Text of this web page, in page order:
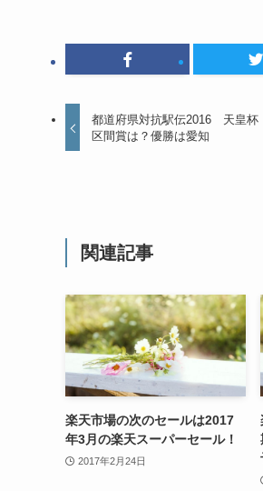
都道府県対抗駅伝2016 天皇
区間賞は？優勝は愛知
関連記事
楽天市場の次のセールは2017
年3月の楽天スーパーセール！
2017年2月24日